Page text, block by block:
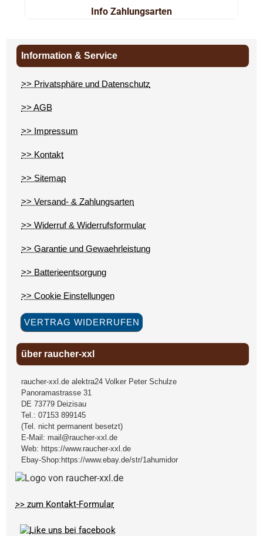
Info Zahlungsarten
Information & Service
>> Privatsphäre und Datenschutz
>> AGB
>> Impressum
>> Kontakt
>> Sitemap
>> Versand- & Zahlungsarten
>> Widerruf & Widerrufsformular
>> Garantie und Gewaehrleistung
>> Batterieentsorgung
>> Cookie Einstellungen
VERTRAG WIDERRUFEN
über raucher-xxl
raucher-xxl.de alektra24 Volker Peter Schulze
Panoramastrasse 31
DE 73779 Deizisau
Tel.:07153 899145
(Tel. nicht permanent besetzt)
E-Mail: mail@raucher-xxl.de
Web: https://www.raucher-xxl.de
Ebay-Shop: https://www.ebay.de/str/1ahumidor
>> zum Kontakt-Formular